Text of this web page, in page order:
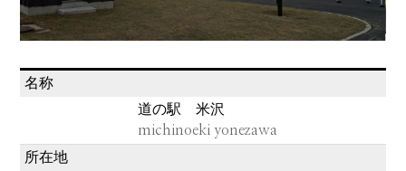
名称
道の駅 米沢
michinoeki yonezawa
所在地